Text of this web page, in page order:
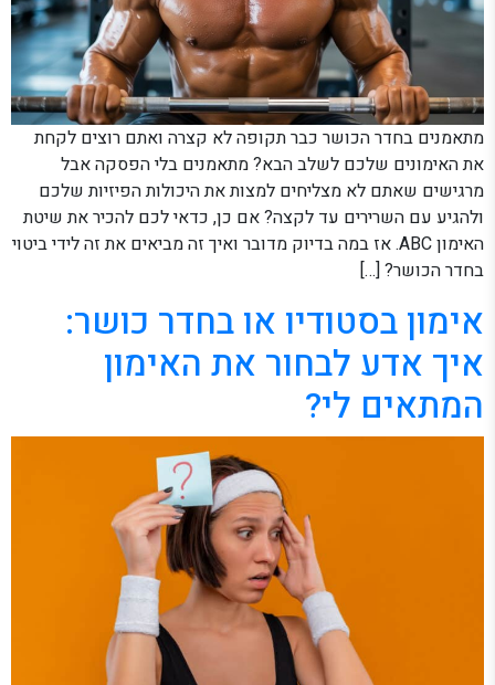
מתאמנים בחדר הכושר כבר תקופה לא קצרה ואתם רוצים לקחת
את האימונים שלכם לשלב הבא? מתאמנים בלי הפסקה אבל
מרגישים שאתם לא מצליחים למצות את היכולות הפיזיות שלכם
ולהגיע עם השרירים עד לקצה? אם כן, כדאי לכם להכיר את שיטת
האימון ABC. אז במה בדיוק מדובר ואיך זה מביאים את זה לידי ביטוי
בחדר הכושר? […]
אימון בסטודיו או בחדר כושר:
איך אדע לבחור את האימון
המתאים לי?